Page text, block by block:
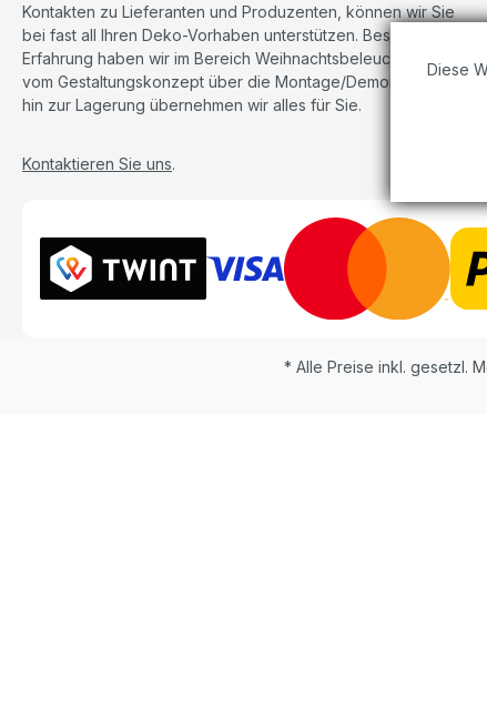
Kontakten zu Lieferanten und Produzenten, können wir Sie
bei fast all Ihren Deko-Vorhaben unterstützen. Besonders viel
Erfahrung haben wir im Bereich Weihnachtsbeleuchtungen,
vom Gestaltungskonzept über die Montage/Demontage bis
hin zur Lagerung übernehmen wir alles für Sie.
Kontaktieren Sie uns.
* Alle Preise inkl. gesetzl.
Diese